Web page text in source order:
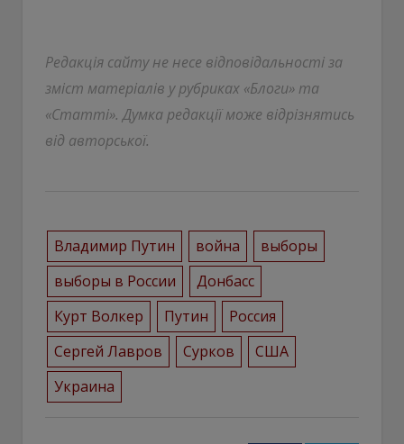
Редакція сайту не несе відповідальності за
зміст матеріалів у рубриках «Блоги» та
«Статті». Думка редакції може відрізнятись
від авторської.
Владимир Путин война
выборы
выборы в России
Донбасс
Курт Волкер
Путин
Россия
Сергей Лавров
Сурков
США
Украина